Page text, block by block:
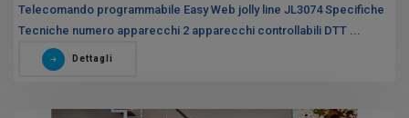
Telecomando programmabile Easy Web jolly line JL3074 Specifiche
Tecniche numero apparecchi 2 apparecchi controllabili DTT ...
Dettagli